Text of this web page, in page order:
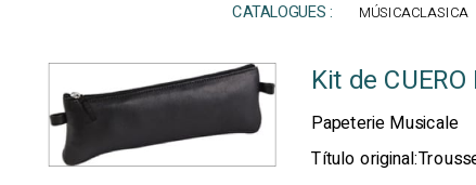
CATALOGUES : MÚSICACLASICA
Kit de CUERO
Papeterie Musicale
Título